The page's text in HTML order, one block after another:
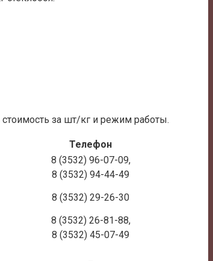
стоимость за шт/кг и режим работы.
Телефон
8 (3532) 96-07-09,
8 (3532) 94-44-49
8 (3532) 29-26-30
8 (3532) 26-81-88,
8 (3532) 45-07-49